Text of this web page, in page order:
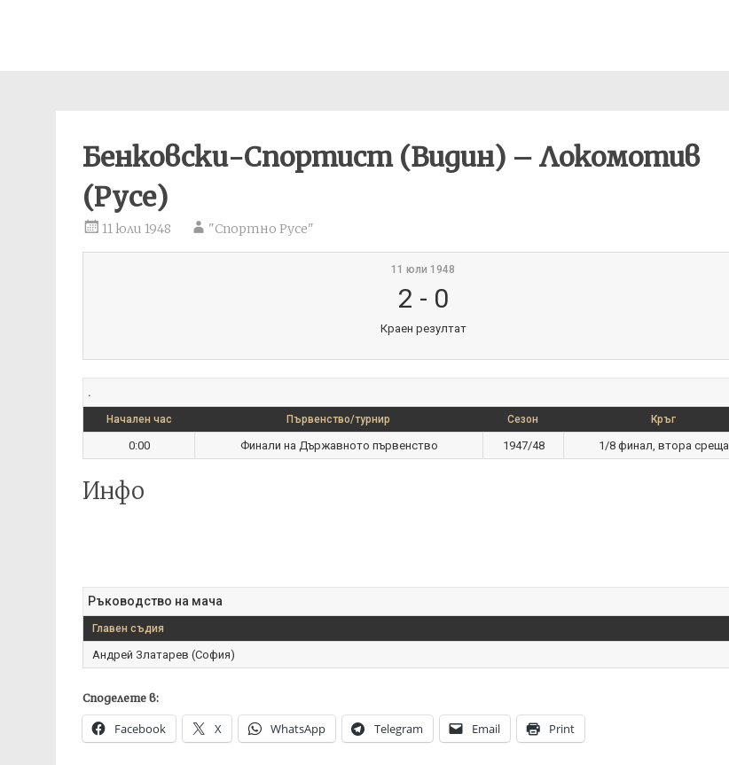
Бенковски-Спортист (Видин) – Локомотив
(Русе)
11 юли 1948 "Спортно Русе"
11 юли 1948
2 - 0
Краен резултат
.
Начален час Първенство/турнир Сезон Кръг
0:00 Финали на Държавното първенство 1947/48 1/8 финал, втора среща
Инфо
Ръководство на мача
Главен съдия
Андрей Златарев (София)
Споделете в:
Facebook X WhatsApp Telegram Email Print